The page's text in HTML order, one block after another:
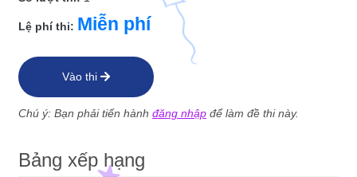
Lệ phí thi: Miễn phí
Vào thi
Chú ý: Bạn phải tiến hành đăng nhập để làm đề thi này.
Bảng xếp hạng